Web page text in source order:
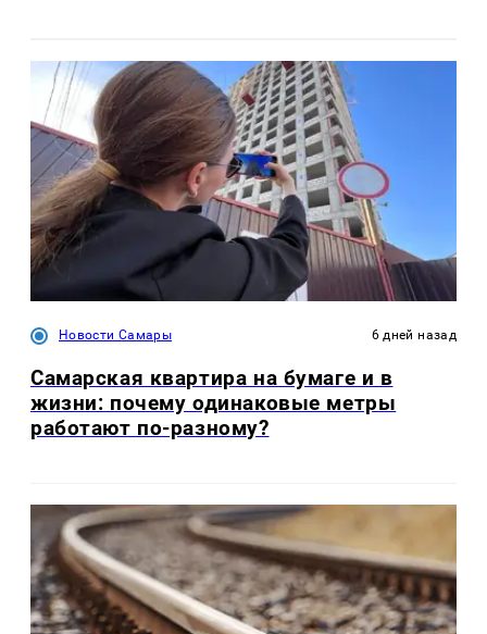
Новости Самары 6 дней назад
Самарская квартира на бумаге и в
жизни: почему одинаковые метры
работают по-разному?